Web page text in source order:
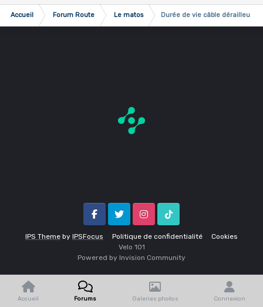
Accueil Forum Route Le matos Durée de vie câble dérailleur
IPS Theme by IPSFocus Politique de confidentialité Cookies
FacebookTwitter InstagramTik Tok
Velo 1O1
Powered by Invision Community
Accueil Forums Galeries photos Connexion